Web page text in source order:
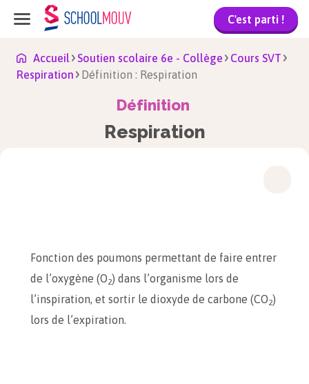
C'est parti !
Accueil Soutien scolaire 6e - Collège
Cours SVT
Respiration
Définition : Respiration
Définition
Respiration
Fonction des poumons permettant de faire entrer
de l’oxygène (O2) dans l’organisme lors de
l’inspiration, et sortir le dioxyde de carbone (CO2)
lors de l’expiration.